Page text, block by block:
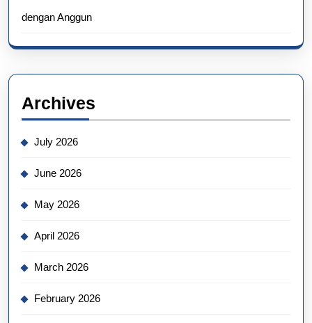
dengan Anggun
Archives
July 2026
June 2026
May 2026
April 2026
March 2026
February 2026